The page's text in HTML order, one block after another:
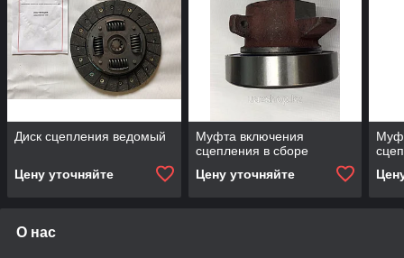
Диск сцепления ведомый
Цену уточняйте
Муфта включения
сцепления в сборе
Цену уточняйте
О нас